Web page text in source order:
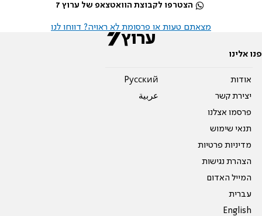
הצטרפו לקבוצת הוואטצאפ של ערוץ 7
מצאתם טעות או פרסומת לא ראויה? דווחו לנו
פנו אלינו
אודות
יצירת קשר
פרסמו אצלנו
תנאי שימוש
מדיניות פרטיות
הצהרת נגישות
המייל האדום
עברית
English
Pусский
عربية